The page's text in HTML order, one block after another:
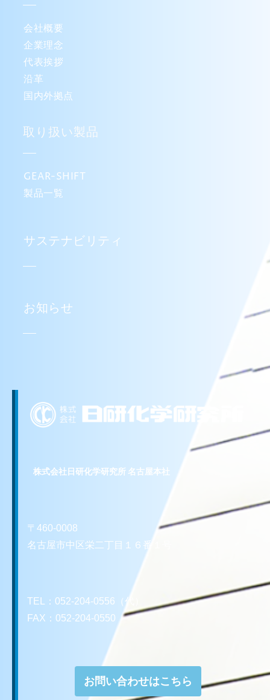
会社概要
企業理念
代表挨拶
沿革
国内外拠点
取り扱い製品
GEAR-SHIFT
製品一覧
サステナビリティ
お知らせ
株式会社日研化学研究所 名古屋本社
〒460-0008
名古屋市中区栄二丁目１６番１号
TEL：052-204-0556（代）
FAX：052-204-0550
お問い合わせはこちら
お問い合わせはこちら